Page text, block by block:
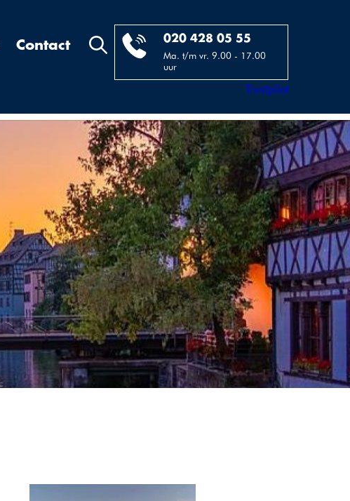
020 428 05 55
Ma. t/m vr. 9.00 - 17.00
uur
Contact
Trustpilot